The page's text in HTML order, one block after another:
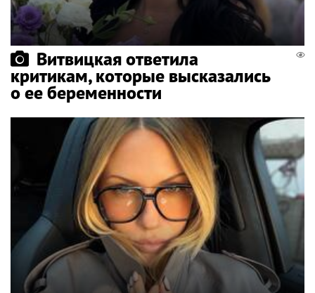
Витвицкая ответила
критикам, которые высказались
о ее беременности